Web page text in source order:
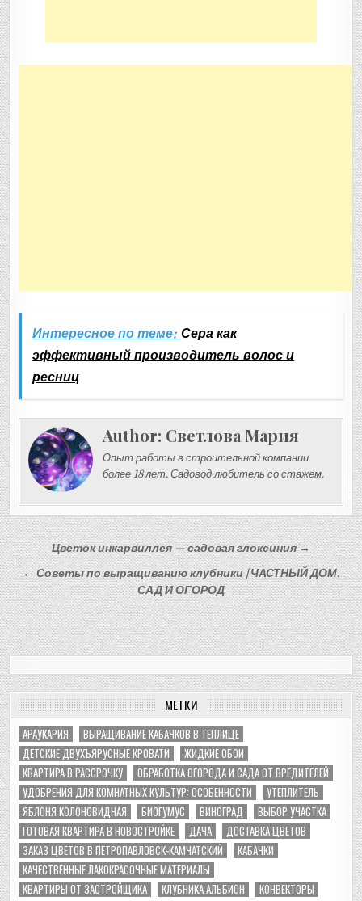
Интересное по теме: Сера как
эффективный производитель волос и
ресниц
Author: Светлова Мария
Опыт работы в строительной компании
более 18 лет. Садовод любитель со стажем.
Навигация
по
записям
Цветок инкарвиллея — садовая глоксиния →
← Советы по выращиванию клубники | ЧАСТНЫЙ ДОМ.
САД И ОГОРОД
МЕТКИ
АРАУКАРИЯ
ВЫРАЩИВАНИЕ КАБАЧКОВ В ТЕПЛИЦЕ
ДЕТСКИЕ ДВУХЪЯРУСНЫЕ КРОВАТИ
ЖИДКИЕ ОБОИ
КВАРТИРА В РАССРОЧКУ
ОБРАБОТКА ОГОРОДА И САДА ОТ ВРЕДИТЕЛЕЙ
УДОБРЕНИЯ ДЛЯ КОМНАТНЫХ КУЛЬТУР: ОСОБЕННОСТИ
УТЕПЛИТЕЛЬ
ЯБЛОНЯ КОЛОНОВИДНАЯ
БИОГУМУС ВИНОГРАД
ВЫБОР УЧАСТКА
ГОТОВАЯ КВАРТИРА В НОВОСТРОЙКЕ
ДАЧА
ДОСТАВКА ЦВЕТОВ
ЗАКАЗ ЦВЕТОВ В ПЕТРОПАВЛОВСК-КАМЧАТСКИЙ
КАБАЧКИ
КАЧЕСТВЕННЫЕ ЛАКОКРАСОЧНЫЕ МАТЕРИАЛЫ
КВАРТИРЫ ОТ ЗАСТРОЙЩИКА
КЛУБНИКА АЛЬБИОН
КОНВЕКТОРЫ